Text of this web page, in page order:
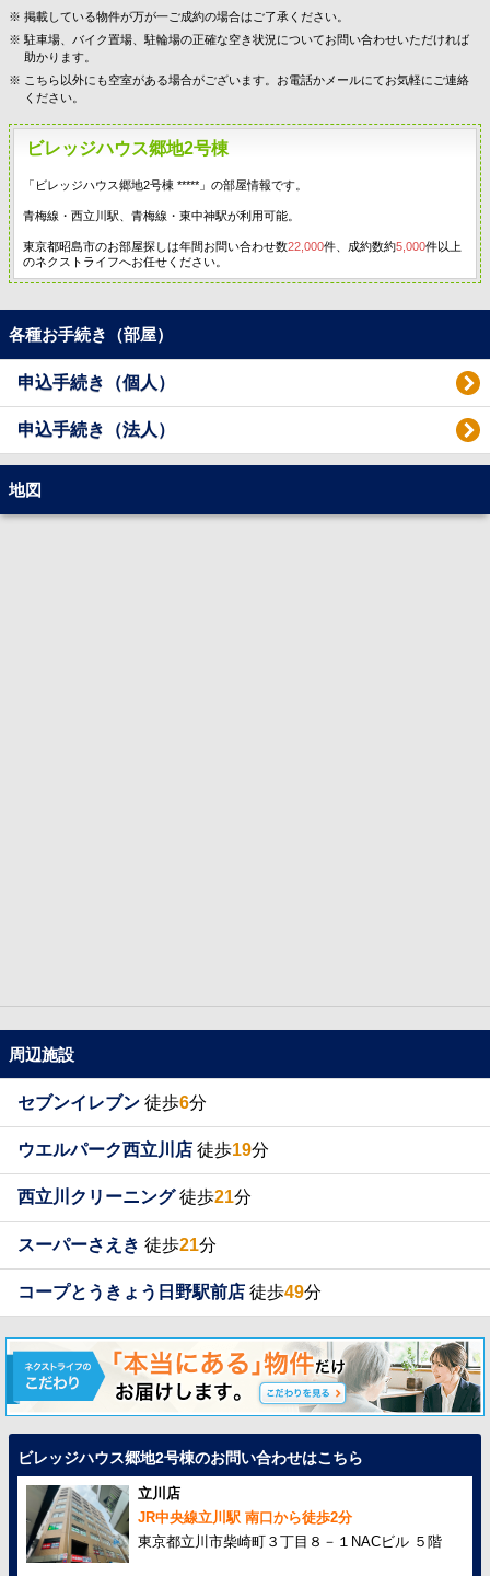
掲載している物件が万が一ご成約の場合はご了承ください。
駐車場、バイク置場、駐輪場の正確な空き状況についてお問い合わせいただければ
助かります。
こちら以外にも空室がある場合がございます。お電話かメールにてお気軽にご連絡
ください。
ビレッジハウス郷地2号棟
「ビレッジハウス郷地2号棟 *****」の部屋情報です。
青梅線・西立川駅、青梅線・東中神駅が利用可能。
東京都昭島市のお部屋探しは年間お問い合わせ数22,000件、成約数約5,000件以上
のネクストライフへお任せください。
各種お手続き（部屋）
申込手続き（個人）
申込手続き（法人）
地図
周辺施設
セブンイレブン 徒歩6分
ウエルパーク西立川店 徒歩19分
西立川クリーニング徒歩21分
スーパーさえき 徒歩21分
コープとうきょう日野駅前店 徒歩49分
ビレッジハウス郷地2号棟のお問い合わせはこちら
立川店
JR中央線立川駅 南口から徒歩2分
東京都立川市柴崎町３丁目８－１NACビル ５階